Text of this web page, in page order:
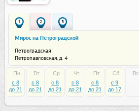
1 2 3
Мирос на Петроградской
Петроградская
Петропавловская, д. 4
Пн
c 8
до 21
Вт
c 8
до 21
Ср
c 8
до 21
Чт
c 8
до 21
Пт
c 8
до 21
Сб
c 9
до 17
Вс